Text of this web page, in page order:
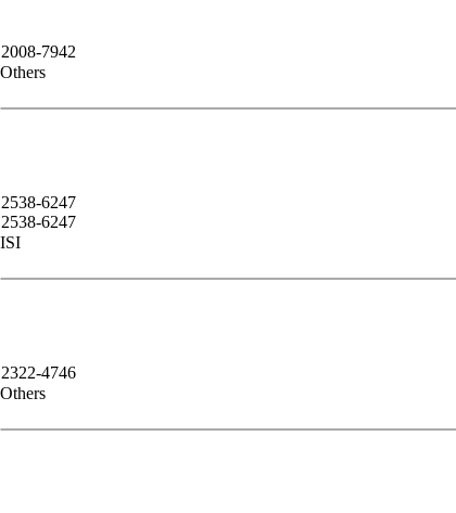
2008-7942
Others
2538-6247
2538-6247
ISI
2322-4746
Others